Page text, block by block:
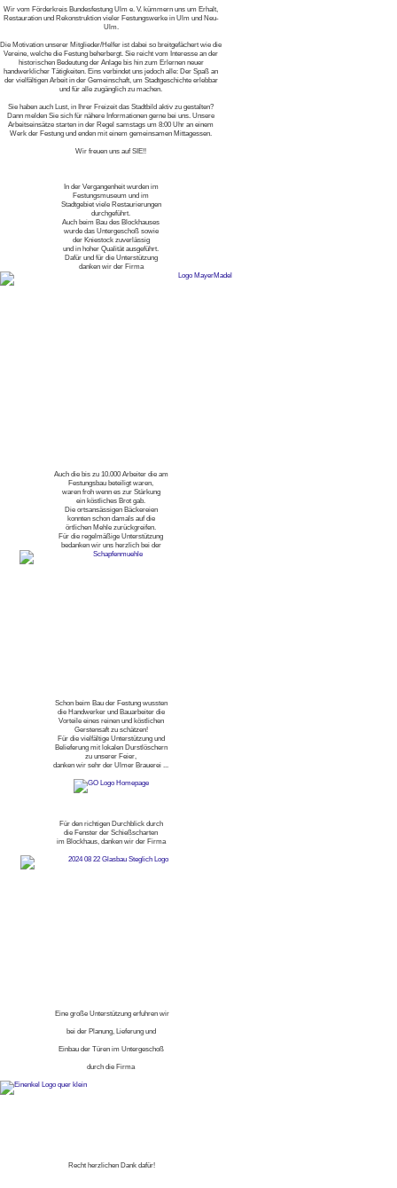
Wir vom Förderkreis Bundesfestung Ulm e. V. kümmern uns um Erhalt,
Restauration und Rekonstruktion vieler Festungswerke in Ulm und Neu-
Ulm.
Die Motivation unserer Mitglieder/Helfer ist dabei so breitgefächert wie die
Vereine, welche die Festung beherbergt. Sie reicht vom Interesse an der
historischen Bedeutung der Anlage bis hin zum Erlernen neuer
handwerklicher Tätigkeiten. Eins verbindet uns jedoch alle: Der Spaß an
der vielfältigen Arbeit in der Gemeinschaft, um Stadtgeschichte erlebbar
und für alle zugänglich zu machen.
Sie haben auch Lust, in Ihrer Freizeit das Stadtbild aktiv zu gestalten?
Dann melden Sie sich für nähere Informationen gerne bei uns. Unsere
Arbeitseinsätze starten in der Regel samstags um 8:00 Uhr an einem
Werk der Festung und enden mit einem gemeinsamen Mittagessen.
Wir freuen uns auf SIE!!
In der Vergangenheit wurden im
Festungsmuseum und im
Stadtgebiet viele Restaurierungen
durchgeführt.
Auch beim Bau des Blockhauses
wurde das Untergeschoß sowie
der Kniestock zuverlässig
und in hoher Qualität ausgeführt.
Dafür und für die Unterstützung
danken wir der Firma
Auch die bis zu 10.000 Arbeiter die am
Festungsbau beteiligt waren,
waren froh wenn es zur Stärkung
ein köstliches Brot gab.
Die ortsansässigen Bäckereien
konnten schon damals auf die
örtlichen Mehle zurückgreifen.
Für die regelmäßige Unterstützung
bedanken wir uns herzlich bei der
Schon beim Bau der Festung wussten
die Handwerker und Bauarbeiter die
Vorteile eines reinen und köstlichen
Gerstensaft zu schätzen!
Für die vielfältige Unterstützung und
Belieferung mit lokalen Durstlöschern
zu unserer Feier,
danken wir sehr der Ulmer Brauerei ...
Für den richtigen Durchblick durch
die Fenster der Schießscharten
im Blockhaus, danken wir der Firma
Eine große Unterstützung erfuhren wir
bei der Planung, Lieferung und
Einbau der Türen im Untergeschoß
durch die Firma
Recht herzlichen Dank dafür!